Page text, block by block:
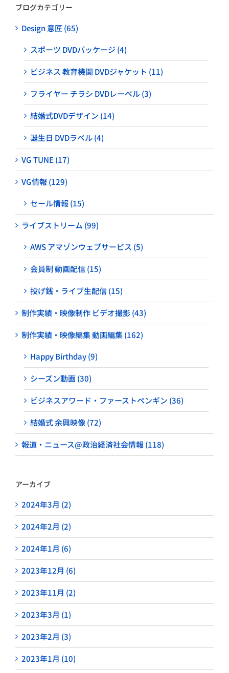
ブログカテゴリー
Design 意匠 (65)
スポーツ DVDパッケージ (4)
ビジネス 教育機関 DVDジャケット (11)
フライヤー チラシ DVDレーベル (3)
結婚式DVDデザイン (14)
誕生日 DVDラベル (4)
VG TUNE (17)
VG情報 (129)
セール情報 (15)
ライブストリーム (99)
AWS アマゾンウェブサービス (5)
会員制 動画配信 (15)
投げ銭・ライブ生配信 (15)
制作実績・映像制作 ビデオ撮影 (43)
制作実績・映像編集 動画編集 (162)
Happy Birthday (9)
シーズン動画 (30)
ビジネスアワード・ファーストペンギン (36)
結婚式 余興映像 (72)
報道・ニュース@政治経済社会情報 (118)
アーカイブ
2024年3月 (2)
2024年2月 (2)
2024年1月 (6)
2023年12月 (6)
2023年11月 (2)
2023年3月 (1)
2023年2月 (3)
2023年1月 (10)